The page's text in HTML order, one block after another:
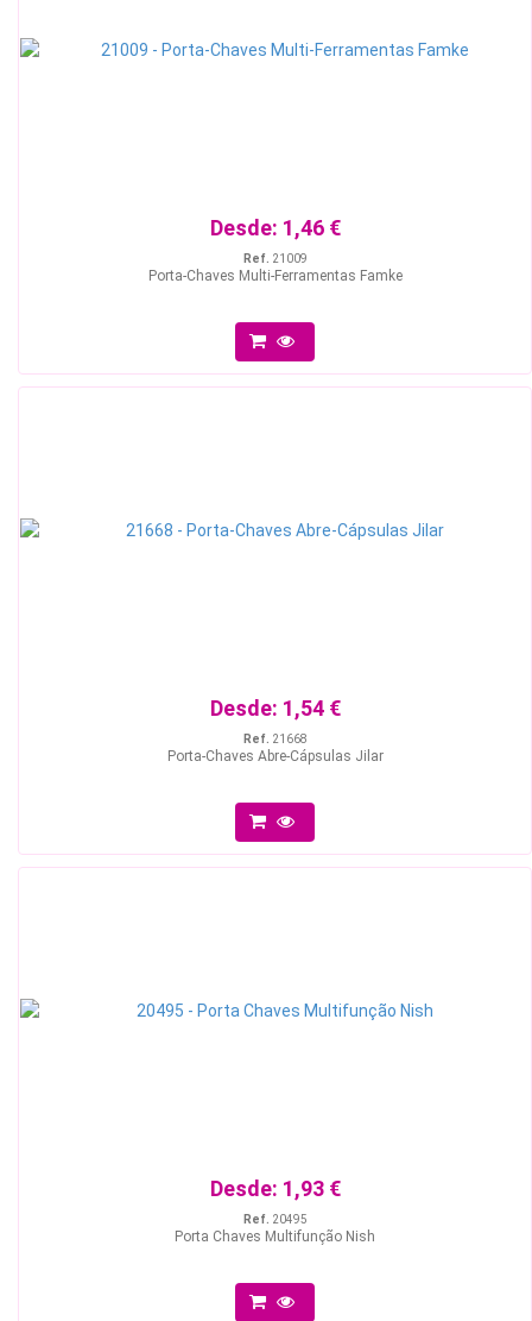
Desde: 1,46 €
Ref. 21009
Porta-Chaves Multi-Ferramentas Famke
Desde: 1,54 €
Ref. 21668
Porta-Chaves Abre-Cápsulas Jilar
Desde: 1,93 €
Ref. 20495
Porta Chaves Multifunção Nish